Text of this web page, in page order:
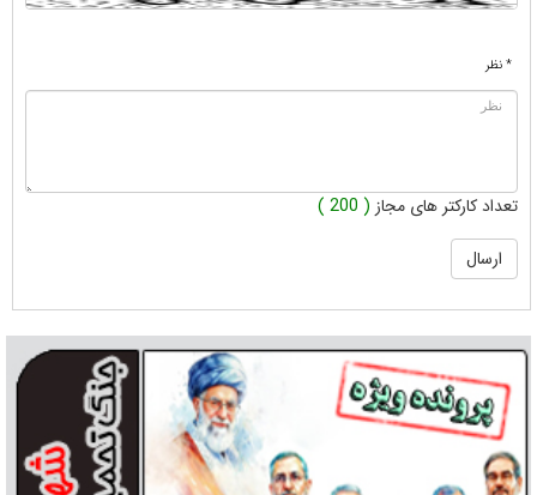
* نظر
تعداد کارکتر های مجاز ( 200 )